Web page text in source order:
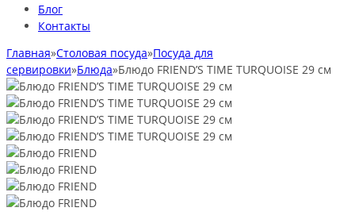
Блог
Контакты
Главная»Столовая посуда»Посуда для
сервировки»Блюда»Блюдо FRIEND’S TIME TURQUOISE 29 см